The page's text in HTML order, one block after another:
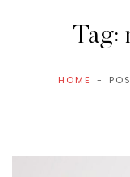
Tag:
HOME